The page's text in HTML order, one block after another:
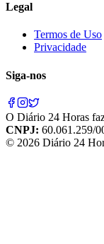
Legal
Termos de Uso
Privacidade
Siga-nos
O Diário 24 Horas
CNPJ: 60.061.259/
© 2026 Diário 24